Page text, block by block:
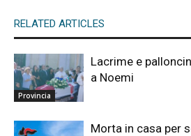
RELATED ARTICLES
Provincia
Lacrime e
a Noemi
Morta in casa per